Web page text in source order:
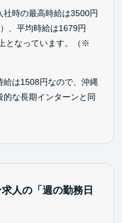
時の最高時給は3500円
、平均時給は1679円
となっています。（※
は1508円なので、沖縄
な長期インターンと同
人の「週の勤務日